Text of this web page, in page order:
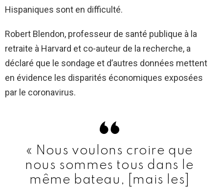
Hispaniques sont en difficulté.
Robert Blendon, professeur de santé publique à la
retraite à Harvard et co-auteur de la recherche, a
déclaré que le sondage et d’autres données mettent
en évidence les disparités économiques exposées
par le coronavirus.
« Nous voulons croire que
nous sommes tous dans le
même bateau, [mais les]